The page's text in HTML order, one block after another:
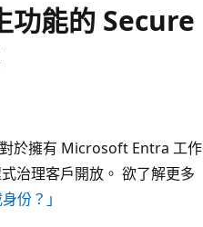
功能的 Secure
於擁有 Microsoft Entra 工作
治理客戶開放。 欲了解更多
份？」